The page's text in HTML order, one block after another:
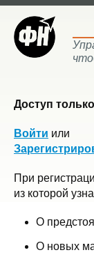
Доступ
Войти или
При
из которой
О
О новых